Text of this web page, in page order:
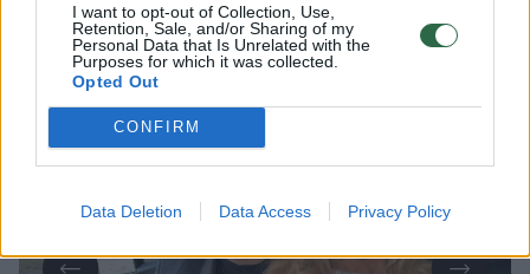
I want to opt-out of Collection, Use,
Retention, Sale, and/or Sharing of my
Personal Data that Is Unrelated with the
Purposes for which it was collected.
Opted Out
CONFIRM
Data Deletion Data Access Privacy Policy
negailėjo aštrių žodžių, tačiau panašu, kad
drama pamažu slūgsta.